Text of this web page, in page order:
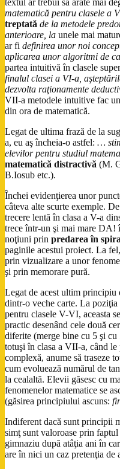
textul ar trebui să arate mai
matematică pentru clasele a
treptată de la metodele
anterioare, la unele mai
ar fi definirea unor noi
aplicarea unor algoritmi de
partea intuitivă în clasele
finalul clasei a VI-a,
dezvolta raţionamente
VII-a metodele intuitive fac
din ora de matematică.
Legat de ultima frază de la
a, eu aş încheia-o astfel: …
elevilor pentru studiul
matematică distractivă (M.
B.Iosub etc.).
Închei evidenţierea unor
câteva alte scurte exemple.
trecere lentă în clasa a V-a
trece într-un şi mai mare DA!
noţiuni prin predarea în
paginile acestui proiect. La
prin vizualizare a unor
şi prin memorare pură.
Legat de acest ultim principiu
dintr-o veche carte. La
pentru clasele V-VI, aceasta
practic desenând cele două
diferite (merge bine cu 5 şi
totuşi în clasa a VII-a, când
complexă, anume să traseze
cum evoluează numărul de
la cealaltă. Elevii găsesc cu
fenomenelor matematice se
(găsirea principiului ascuns:
Indiferent dacă sunt principii
simţ sunt valoroase prin
gimnaziu după atâţia ani în
are în nici un caz pretenţia de